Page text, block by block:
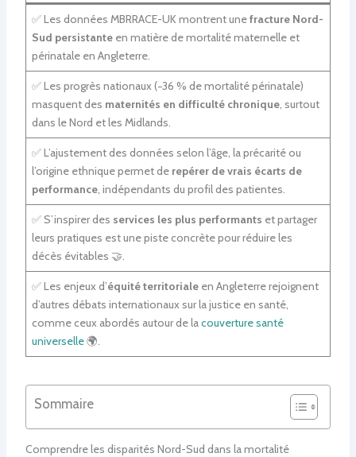
✅ Les données MBRRACE-UK montrent unefracture Nord-
Sud persistanteen matière de mortalité maternelle et
périnatale en Angleterre.
✅ Les progrès nationaux (−36 % de mortalité périnatale)
masquent des maternités en difficulté chronique, surtout
dans le Nord et les Midlands.
✅ L’ajustement des données selon l’âge, la précarité ou
l’origine ethnique permet de repérer de vrais écarts de
performance, indépendants du profil des patientes.
✅ S’inspirer des services les plus performants et partager
leurs pratiques est une piste concrète pour réduire les
décès évitables 🤝.
✅ Les enjeux d’équité territorialeen Angleterre rejoignent
d’autres débats internationaux sur la justice en santé,
comme ceux abordés autour de lacouverture santé
universelle🌍.
Sommaire
Comprendre les disparités Nord-Sud dans la mortalité